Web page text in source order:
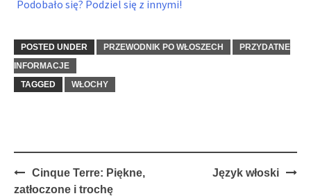
Podobało się? Podziel się z innymi!
POSTED UNDER PRZEWODNIK PO WŁOSZECH
PRZYDATNE
INFORMACJE
TAGGED
WŁOCHY
Post
navigation
Cinque Terre: Piękne,
zatłoczone i trochę
Język włoski